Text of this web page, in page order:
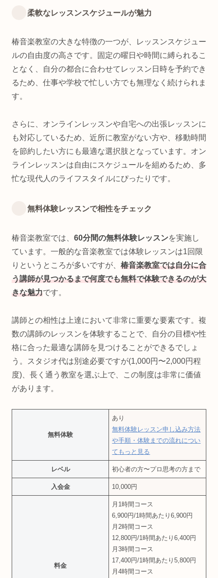
柔軟なレッスンスケジュールが魅力
椿音楽教室の大きな特徴の一つが、レッスンスケジュー
ルの自由度の高さです。固定の曜日や時間に縛られるこ
となく、自分の都合に合わせてレッスン日時を予約でき
るため、仕事や学校で忙しい方でも無理なく続けられま
す。
さらに、オンラインレッスンや自宅への出張レッスンに
も対応しているため、近所に教室がない方や、移動時間
を節約したい方にも最適な選択肢となっています。オン
ラインレッスンは自由にスケジュールを組めるため、多
忙な現代人のライフスタイルにぴったりです。
無料体験レッスンで相性をチェック
椿音楽教室では、 60分間の無料体験レッスンを実施し
ています。一般的な音楽教室では体験レッスンは1回限
りというところが多いですが、 椿音楽教室では自分に合
う講師が見つかるまで何度でも無料で体験できるのが大
きな魅力です。
講師との相性は上達において非常に重要な要素です。複
数の講師のレッスンを体験することで、自分の目標や性
格に合った最適な講師を見つけることができるでしょ
う。スタジオ代は別途必要ですが(1,000円〜2,000円程
度)、長く通う教室を選ぶ上で、この制度は非常に価値
があります。
無料体験
あり
無料体験レッスン申し込み方法
や手順・体験までの流れについ
てもっと見る
レベル 初心者の方〜プロ思考の方まで
入会金 10,000円
料金
月1時間コース
6,900円/1時間あたり6,900円
月2時間コース
12,800円/1時間あたり6,400円
月3時間コース
17,400円/1時間あたり5,800円
月4時間コース